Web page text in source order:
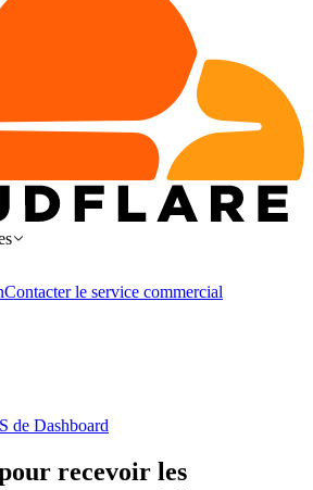
Contacter le service commercial
de Dashboard
recevoir les